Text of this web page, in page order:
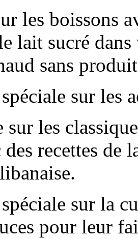
les boissons
lait sucré
sans
sur les
les
des recettes
sur la
pour leur